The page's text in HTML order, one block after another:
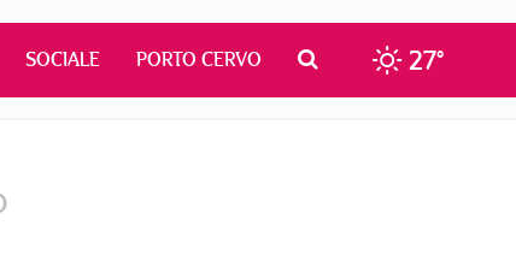
SOCIALE PORTO CERVO 27°